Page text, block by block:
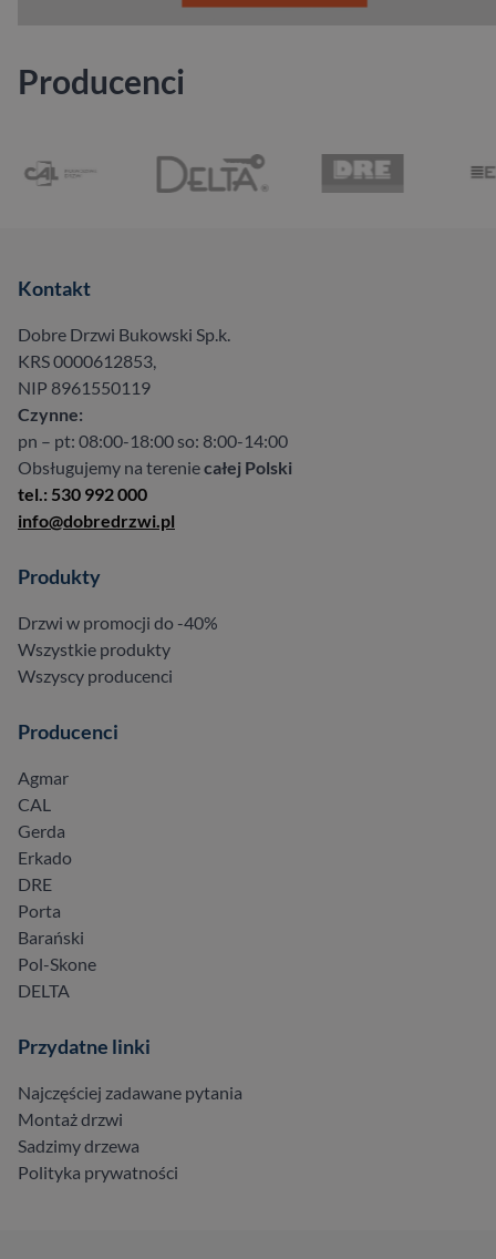
Producenci
Kontakt
Dobre Drzwi Bukowski Sp.k.
KRS 0000612853,
NIP 8961550119
Czynne:
pn – pt: 08:00-18:00 so: 8:00-14:00
Obsługujemy na tereniecałej Polski
tel.: 530 992 000
info@dobredrzwi.pl
Produkty
Drzwi w promocji do -40%
Wszystkie produkty
Wszyscy producenci
Producenci
Agmar
CAL
Gerda
Erkado
DRE
Porta
Barański
Pol-Skone
DELTA
Przydatne linki
Najczęściej zadawane pytania
Montaż drzwi
Sadzimy drzewa
Polityka prywatności